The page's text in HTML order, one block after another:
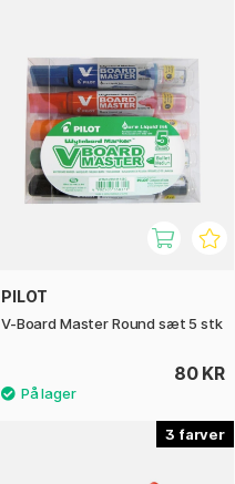
PILOT
V-Board Master Round sæt 5 stk
80 KR
3